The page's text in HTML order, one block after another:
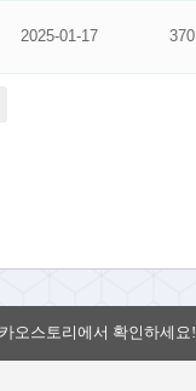
2025-01-17 370
오스토리에서 확인하세요!